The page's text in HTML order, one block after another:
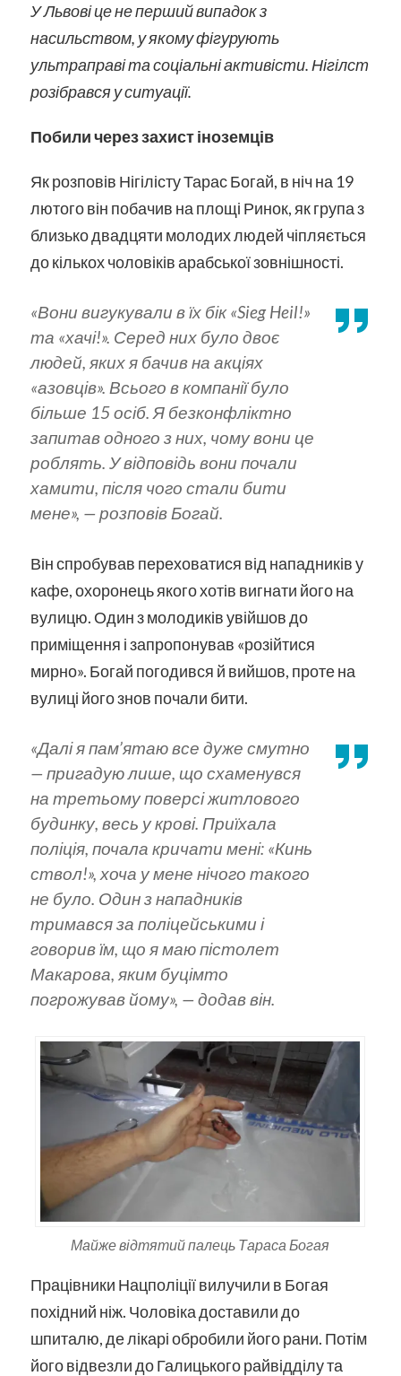
У Львові це не перший випадок з
насильством, у якому фігурують
ультраправі та соціальні активісти. Нігілст
розібрався у ситуації.
Побили через захист іноземців
Як розповів Нігілісту Тарас Богай, в ніч на 19
лютого він побачив на площі Ринок, як група з
близько двадцяти молодих людей чіпляється
до кількох чоловіків арабської зовнішності.
«Вони вигукували в їх бік «Sieg Heil!»
та «хачі!». Серед них було двоє
людей, яких я бачив на акціях
«азовців». Всього в компанії було
більше 15 осіб. Я безконфліктно
запитав одного з них, чому вони це
роблять. У відповідь вони почали
хамити, після чого стали бити
мене», — розповів Богай.
Він спробував переховатися від нападників у
кафе, охоронець якого хотів вигнати його на
вулицю. Один з молодиків увійшов до
приміщення і запропонував «розійтися
мирно». Богай погодився й вийшов, проте на
вулиці його знов почали бити.
«Далі я пам’ятаю все дуже смутно
— пригадую лише, що схаменувся
на третьому поверсі житлового
будинку, весь у крові. Приїхала
поліція, почала кричати мені: «Кинь
ствол!», хоча у мене нічого такого
не було. Один з нападників
тримався за поліцейськими і
говорив їм, що я маю пістолет
Макарова, яким буцімто
погрожував йому», — додав він.
Майже відтятий палець Тараса Богая
Працівники Нацполіції вилучили в Богая
похідний ніж. Чоловіка доставили до
шпиталю, де лікарі обробили його рани. Потім
його відвезли до Галицького райвідділу та